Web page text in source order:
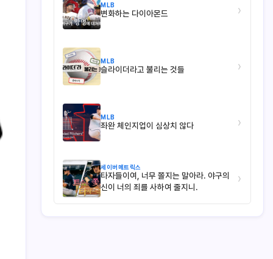
MLB
변화하는 다이아몬드 ›
MLB
슬라이더라고 불리는 것들 ›
MLB
좌완 체인지업이 심상치 않다 ›
세이버메트릭스
타자들이여, 너무 쫄지는 말아라. 야구의
신이 너의 죄를 사하여 줄지니.
›